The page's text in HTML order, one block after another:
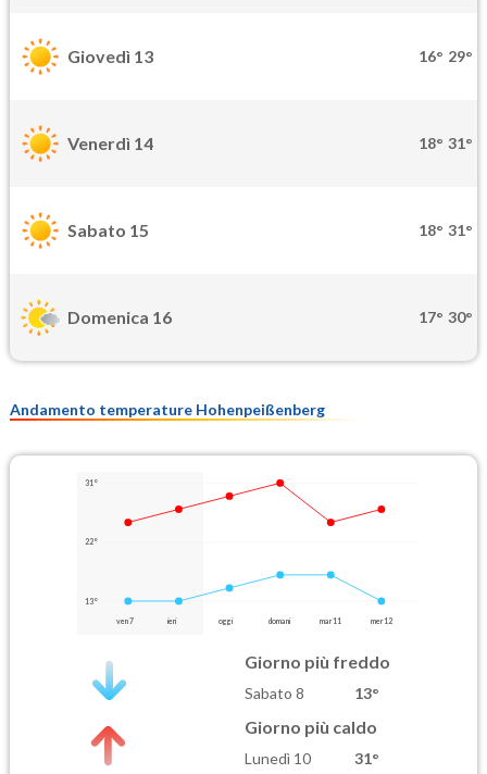
Giovedì 13 16° 29°
Venerdì 14 18° 31°
Sabato 15 18° 31°
Domenica 16 17° 30°
Andamento temperature Hohenpeißenberg
31°
22°
13°
ven 7 ieri oggi domani mar 11 mer 12
Giorno più freddo
Sabato 8 13°
Giorno più caldo
Lunedì 10 31°